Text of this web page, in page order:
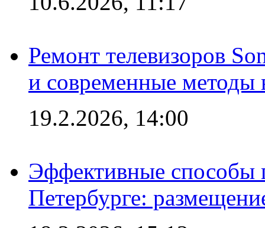
Ремонт телевизоров
и современные методы
19.2.2026, 14:00
Эффективные способы
Петербурге: